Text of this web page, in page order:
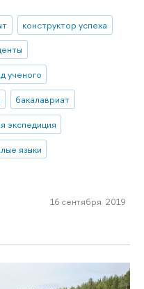
конструктор успеха
ученого
бакалавриат
экспедиция
языки
16 сентября 2019